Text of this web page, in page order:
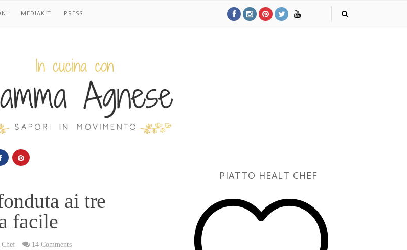
MEDIAKIT PRESS
ai tre
facile
14 Comments
PIATTO HEALT CHEF